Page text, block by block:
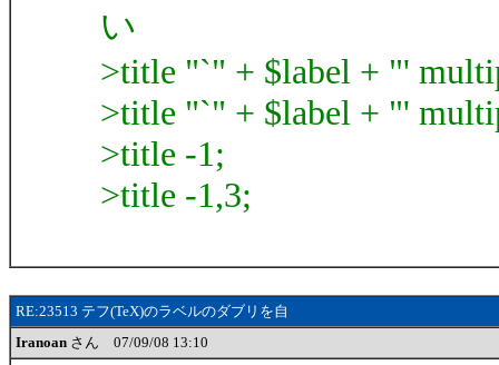
い
>title "`" + $label + "'
>title "`" + $label + "'
>title -1;
>title -1,3;
RE:23513 テフ(TeX)のラベルのダブリを自
Iranoan さん 07/09/08 13:10